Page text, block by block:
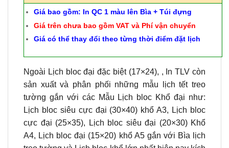
Giá bao gồm: In QC 1 màu lên Bìa + Túi đựng
Giá trên chưa bao gồm VAT và Phí vận chuyển
Giá có thể thay đổi theo từng thời điểm đặt lịch
Ngoài Lịch bloc đại đặc biệt (17×24), , In TLV còn
sản xuất và phân phối những mẫu lịch tết treo
tường gắn với các Mẫu Lịch bloc Khổ đại như:
Lịch bloc siêu cực đại (30×40) khổ A3, Lịch bloc
cực đại (25×35), Lịch bloc siêu đại (20×30) Khổ
A4, Lịch bloc đại (15×20) khổ A5 gắn với Bìa lịch